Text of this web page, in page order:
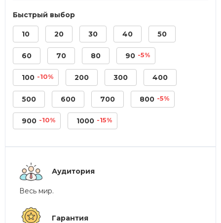
Быстрый выбор
10 20 30 40 50
60 70 80 90 -5%
100 -10% 200 300 400
500 600 700 800 -5%
900 -10% 1000 -15%
Аудитория
Весь мир.
Гарантия